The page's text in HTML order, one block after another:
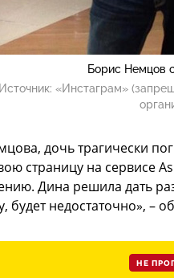
Борис Немцов
Источник: «Инстаграм»
дочь трагически
страницу на сервисе
Дина решила дать
недостаточно», –
НЕ